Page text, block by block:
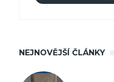
NEJNOVĚJŠÍ ČLÁNKY